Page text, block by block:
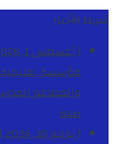
شريط الأخبار
[ أغسطس 1, 2026 ]
مؤسسة تعليمية
والمطاعم
صحة
[ يوليو 30, 2026 ]